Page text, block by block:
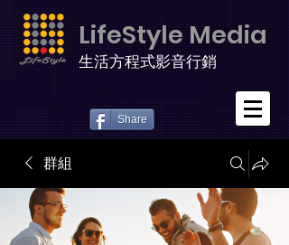
LifeStyle Media
生活方程式影音行銷
Share
群組